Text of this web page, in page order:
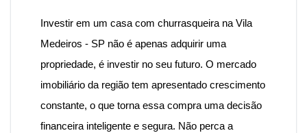
Investir em um casa com churrasqueira na Vila
Medeiros - SP não é apenas adquirir uma
propriedade, é investir no seu futuro. O mercado
imobiliário da região tem apresentado crescimento
constante, o que torna essa compra uma decisão
financeira inteligente e segura. Não perca a